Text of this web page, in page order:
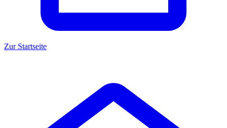
Zur Startseite